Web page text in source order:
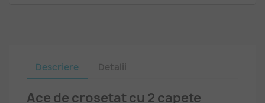
Descriere Detalii
Ace de croșetat cu 2 capete